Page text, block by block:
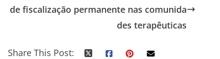
de fiscalização permanente nas comunida
des terapêuticas
Share This Post: